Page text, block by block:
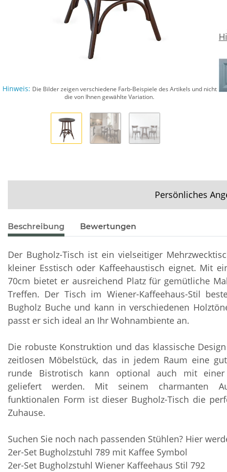
Hinweis: Die Bilder zeigen verschiedene Farb-Beispiele des Artikels und nicht
die von Ihnen gewählte Variation.
Persönliches
Beschreibung Bewertungen
Der Bugholz-Tisch ist ein vielseitiger
kleiner Esstisch oder Kaffeehaustisch eignet. Mit
70cm bietet er ausreichend Platz für gemütliche
Treffen. Der Tisch im Wiener-Kaffeehaus-Stil
Bugholz Buche und kann in verschiedenen
passt er sich ideal an Ihr Wohnambiente an.
Die robuste Konstruktion und das klassische
zeitlosen Möbelstück, das in jedem Raum eine
runde Bistrotisch kann optional auch mit einer
geliefert werden. Mit seinem charmanten
funktionalen Form ist dieser Bugholz-Tisch die
Zuhause.
Suchen Sie noch nach passenden Stühlen? Hier
2er-Set Bugholzstuhl 789 mit Kaffee Symbol
2er-Set Bugholzstuhl Wiener Kaffeehaus Stil 792